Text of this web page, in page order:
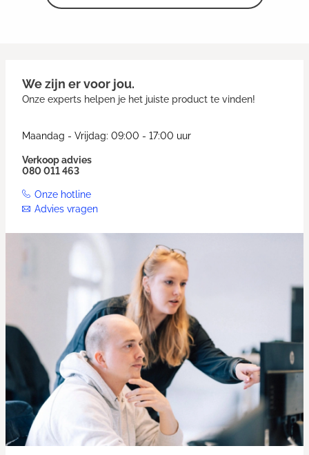
We zijn er voor jou.
Onze experts helpen je het juiste product te vinden!
Maandag - Vrijdag: 09:00 - 17:00 uur
Verkoop advies
080 011 463
Onze hotline
Advies vragen